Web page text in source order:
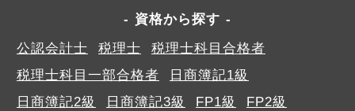
資格から探す
公認会計士
税理士
税理士科目合格者
税理士科目一部合格者
日商簿記1級
日商簿記2級
日商簿記3級 FP1級 FP2級